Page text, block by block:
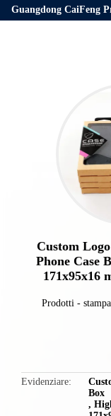
Guangdong CaiFeng
Custom
Phone Case
171x95x16
Prodotti -
Evidenziare
Box
,